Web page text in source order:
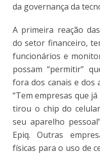
da governança da
A primeira reação
do setor financeiro,
funcionários e
possam “permitir”
fora dos canais e dos
“Tem empresas que
tirou o chip do
seu aparelho
Epiq. Outras
físicas para o uso de